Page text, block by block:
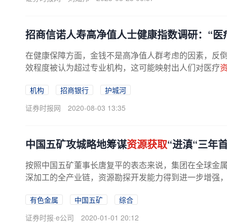
招商信诺人寿高净值人士健康指数调研：“医
在健康保障方面，金钱不是高净值人群考虑的因素，反
效程度被认为超过专业机构，这可能映射出人们对医疗
机构 招商银行
护城河
证券时报网
2020-08-03 13:35
中国五矿攻城略地筹谋资源获取“进滇“三年
按照中国五矿董事长唐复平的表态来说，集团在全球金
深加工的全产业链，资源勘探开发能力得到进一步增强
有色金属 中国五矿
综合
证券时报·e公司
2020-01-01 20:12